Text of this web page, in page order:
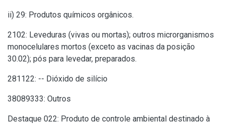
ii) 29: Produtos químicos orgânicos.
2102: Leveduras (vivas ou mortas); outros microrganismos
monocelulares mortos (exceto as vacinas da posição
30.02); pós para levedar, preparados.
281122: -- Dióxido de silício
38089333: Outros
Destaque 022: Produto de controle ambiental destinado à